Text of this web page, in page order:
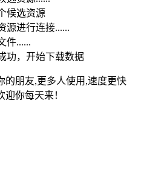
候选资源
源进行连接......
件......
功，开始下载数据
的朋友,更多人使用,速度更快
迎你每天来！